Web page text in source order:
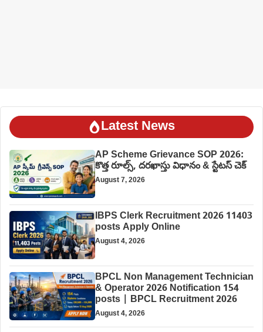
Latest News
AP Scheme Grievance SOP 2026:
కొత్త రూల్స్, దరఖాస్తు విధానం & స్టేటస్ చెక్
August 7, 2026
IBPS Clerk Recruitment 2026 11403
posts Apply Online
August 4, 2026
BPCL Non Management Technician
& Operator 2026 Notification 154
posts | BPCL Recruitment 2026
August 4, 2026